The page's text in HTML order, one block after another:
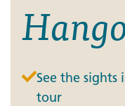
See the sights
tour